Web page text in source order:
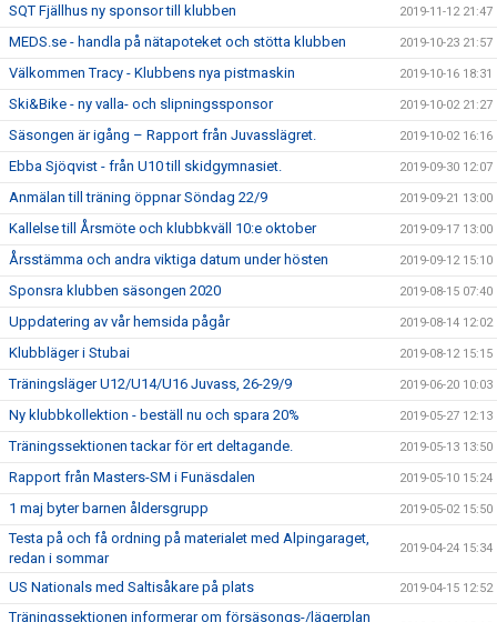
SQT Fjällhus ny sponsor till klubben 2019-11-12 21:47
MEDS.se - handla på nätapoteket och stötta klubben 2019-10-23 21:57
Välkommen Tracy - Klubbens nya pistmaskin 2019-10-16 18:31
Ski&Bike - ny valla- och slipningssponsor 2019-10-02 21:27
Säsongen är igång – Rapport från Juvasslägret. 2019-10-02 16:16
Ebba Sjöqvist - från U10 till skidgymnasiet. 2019-09-30 12:07
Anmälan till träning öppnar Söndag 22/9 2019-09-21 13:00
Kallelse till Årsmöte och klubbkväll 10:e oktober 2019-09-17 13:00
Årsstämma och andra viktiga datum under hösten 2019-09-12 15:10
Sponsra klubben säsongen 2020 2019-08-15 07:40
Uppdatering av vår hemsida pågår 2019-08-14 12:02
Klubbläger i Stubai 2019-08-12 15:15
Träningsläger U12/U14/U16 Juvass, 26-29/9 2019-06-20 10:03
Ny klubbkollektion - beställ nu och spara 20% 2019-05-27 12:13
Träningssektionen tackar för ert deltagande. 2019-05-13 13:50
Rapport från Masters-SM i Funäsdalen 2019-05-10 15:24
1 maj byter barnen åldersgrupp 2019-05-02 15:50
Testa på och få ordning på materialet med Alpingaraget,
redan i sommar
2019-04-24 15:34
US Nationals med Saltisåkare på plats 2019-04-15 12:52
Träningssektionen informerar om försäsongs-/lägerplan